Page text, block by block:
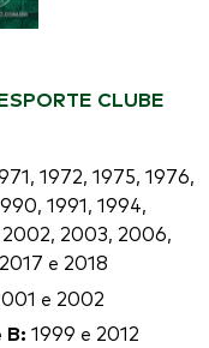
CLUBE
1972, 1975, 1976,
1991, 1994,
2002, 2003, 2006,
e 2018
e 2002
B: 1999 e 2012